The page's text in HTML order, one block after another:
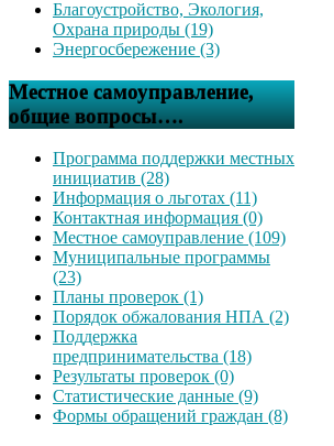
Благоустройство, Экология,
Охрана природы (19)
Энергосбережение (3)
Местное самоуправление,
общие вопросы….
Программа поддержки местных
инициатив (28)
Информация о льготах (11)
Контактная информация (0)
Местное самоуправление (109)
Муниципальные программы
(23)
Планы проверок (1)
Порядок обжалования НПА (2)
Поддержка
предпринимательства (18)
Результаты проверок (0)
Статистические данные (9)
Формы обращений граждан (8)